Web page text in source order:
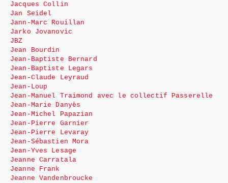
Jacques Collin
Jan Seidel
Jann-Marc Rouillan
Jarko Jovanovic
JBZ
Jean Bourdin
Jean-Baptiste Bernard
Jean-Baptiste Legars
Jean-Claude Leyraud
Jean-Loup
Jean-Manuel Traimond avec le collectif Passerelle
Jean-Marie Danyès
Jean-Michel Papazian
Jean-Pierre Garnier
Jean-Pierre Levaray
Jean-Sébastien Mora
Jean-Yves Lesage
Jeanne Carratala
Jeanne Frank
Jeanne Vandenbroucke